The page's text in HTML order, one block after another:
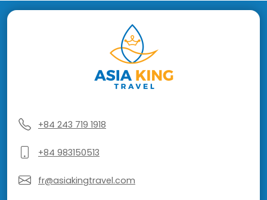
+84 243 719 1918
+84 983150513
fr@asiakingtravel.com